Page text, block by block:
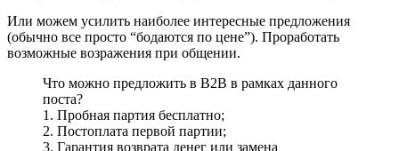
Или можем усилить наиболее интересные предложения
(обычно все просто “бодаются по цене”). Проработать
возможные возражения при общении.
Что можно предложить в B2B в рамках данного
поста?
1. Пробная партия бесплатно;
2. Постоплата первой партии;
3. Гарантия возврата денег или замена